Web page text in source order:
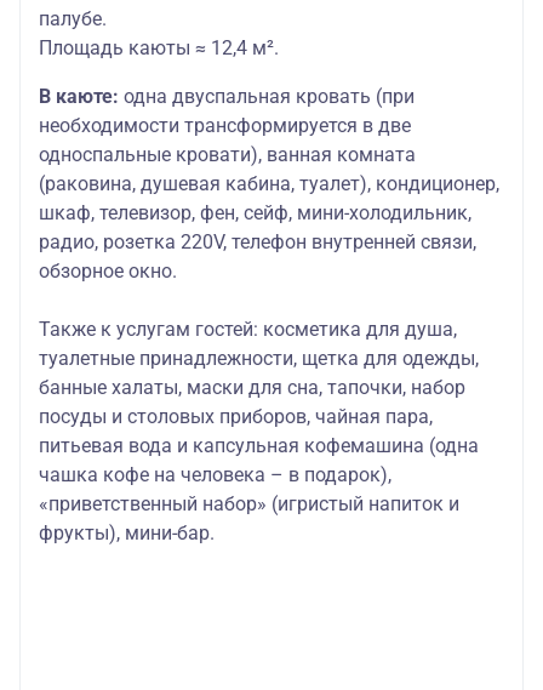
палубе.
Площадь каюты ≈ 12,4 м².
В каюте: одна двуспальная кровать (при
необходимости трансформируется в две
односпальные кровати), ванная комната
(раковина, душевая кабина, туалет), кондиционер,
шкаф, телевизор, фен, сейф, мини-холодильник,
радио, розетка 220V, телефон внутренней связи,
обзорное окно.
Также к услугам гостей: косметика для душа,
туалетные принадлежности, щетка для одежды,
банные халаты, маски для сна, тапочки, набор
посуды и столовых приборов, чайная пара,
питьевая вода и капсульная кофемашина (одна
чашка кофе на человека – в подарок),
«приветственный набор» (игристый напиток и
фрукты), мини-бар.